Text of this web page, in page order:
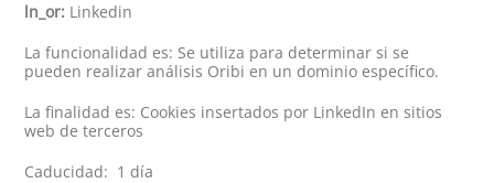
ln_or: Linkedin
La funcionalidad es: Se utiliza para determinar si se
pueden realizar análisis Oribi en un dominio específico.
La finalidad es: Cookies insertados por LinkedIn en sitios
web de terceros
Caducidad: 1 día